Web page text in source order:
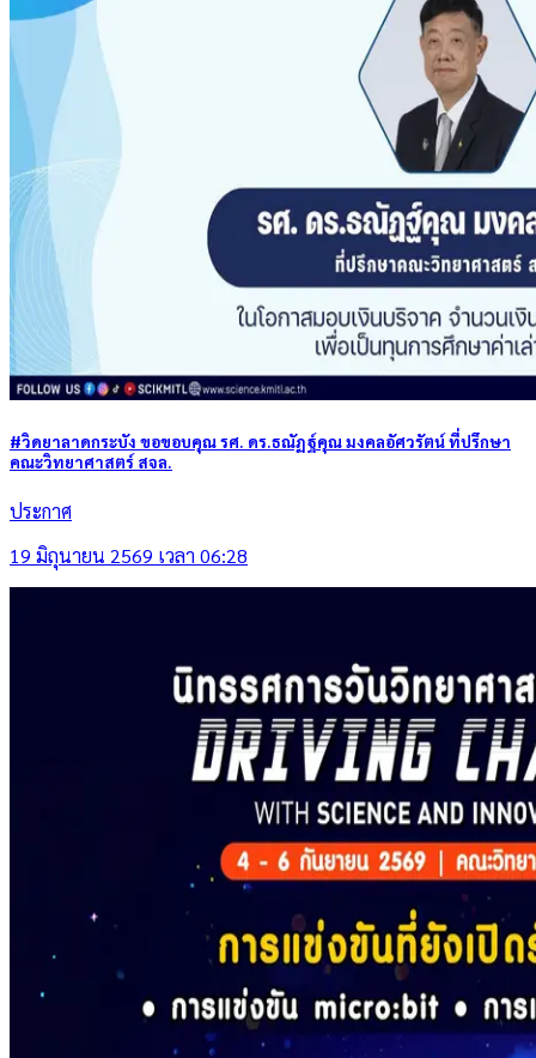
#วิดยาลาดกระบัง ขอขอบคุณ รศ. ดร.ธณัฏฐ์คุณ มงคลอัศวรัตน์ ที่ปรึกษา
คณะวิทยาศาสตร์ สจล.
ประกาศ
19 มิถุนายน 2569 เวลา 06:28